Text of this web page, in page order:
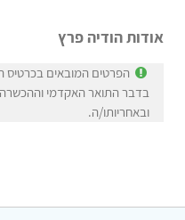
אודות הודיה פרץ
הפרטים המובאים בכרטיס
בדבר התואר האקדמי וההכשרה
ובאחריותו/ה.